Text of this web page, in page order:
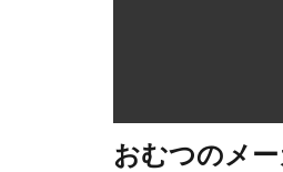
おむつのメ